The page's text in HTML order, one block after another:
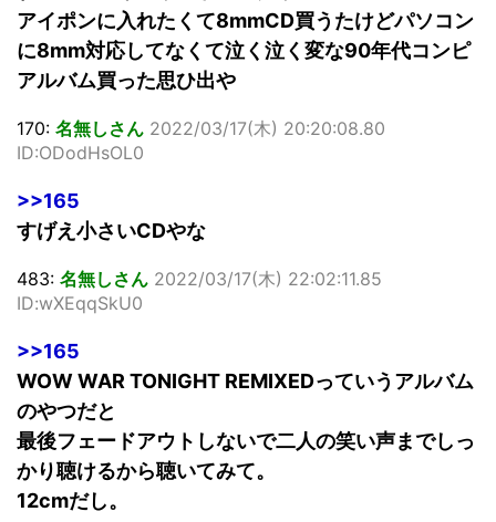
アイポンに入れたくて8mmCD買うたけどパソコン
に8mm対応してなくて泣く泣く変な90年代コンピ
アルバム買った思ひ出や
170: 名無しさん 2022/03/17(木) 20:20:08.80
ID:ODodHsOL0
>>165
すげえ小さいCDやな
483: 名無しさん 2022/03/17(木) 22:02:11.85
ID:wXEqqSkU0
>>165
WOW WAR TONIGHT REMIXEDっていうアルバム
のやつだと
最後フェードアウトしないで二人の笑い声までしっ
かり聴けるから聴いてみて。
12cmだし。